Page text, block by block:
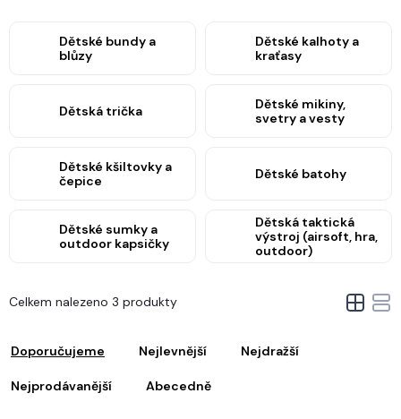
Dětské bundy a
blůzy
Dětské kalhoty a
kraťasy
Dětská trička
Dětské mikiny,
svetry a vesty
Dětské kšiltovky a
čepice
Dětské batohy
Dětské sumky a
outdoor kapsičky
Dětská taktická
výstroj (airsoft, hra,
outdoor)
Doporučujeme Nejlevnější Nejdražší
Nejprodávanější Abecedně
Celkem nalezeno 3 produkty
V
ý
i
p